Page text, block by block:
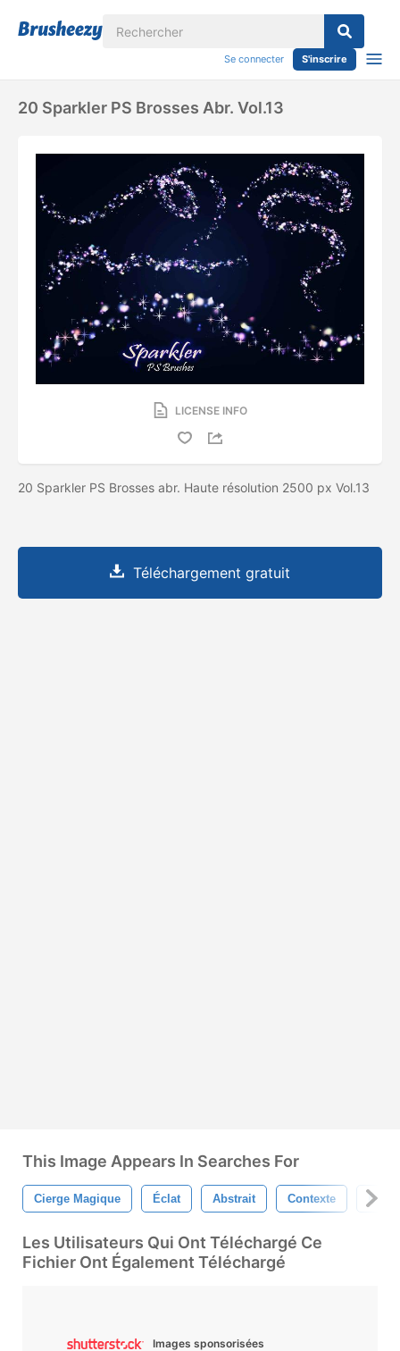
Se connecter S'inscrire
20 Sparkler PS Brosses Abr. Vol.13
LICENSE INFO
20 Sparkler PS Brosses abr. Haute résolution 2500 px Vol.13
Téléchargement gratuit
This Image Appears In Searches For
Cierge Magique Éclat Abstrait Contexte Bleu
Les Utilisateurs Qui Ont Téléchargé Ce
Fichier Ont Également Téléchargé
Images sponsorisées